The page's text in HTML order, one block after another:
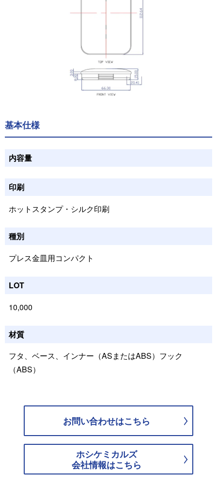
基本仕様
内容量
印刷
ホットスタンプ・シルク印刷
種別
プレス金皿用コンパクト
LOT
10,000
材質
フタ、ベース、インナー（ASまたはABS）フック
（ABS）
お問い合わせはこちら
ホシケミカルズ
会社情報はこちら